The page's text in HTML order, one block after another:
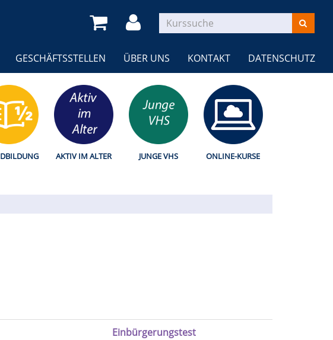
GESCHÄFTSSTELLEN ÜBER UNS KONTAKT DATENSCHUTZ
AKTIV IM ALTER JUNGE VHS ONLINE-KURSE
Einbürgerungstest